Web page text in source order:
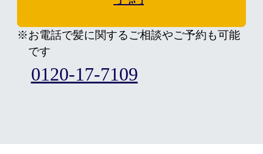
※お電話で髪に関するご相談やご予約も可能
です
0120-17-7109